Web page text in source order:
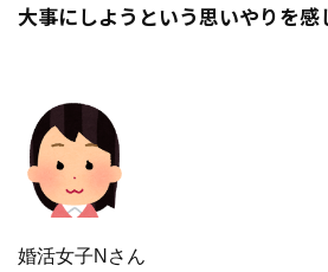
大事にしようという思いやりを感
婚活女子Nさん